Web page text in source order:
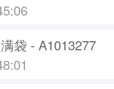
袋 - A1013277